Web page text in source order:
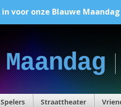
Maandag
Spelers Straattheater